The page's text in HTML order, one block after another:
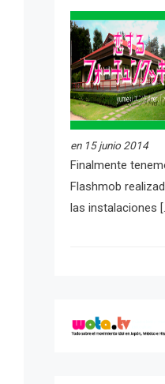
en 15 junio 2014
Finalmente
Flashmob
las instalaciones